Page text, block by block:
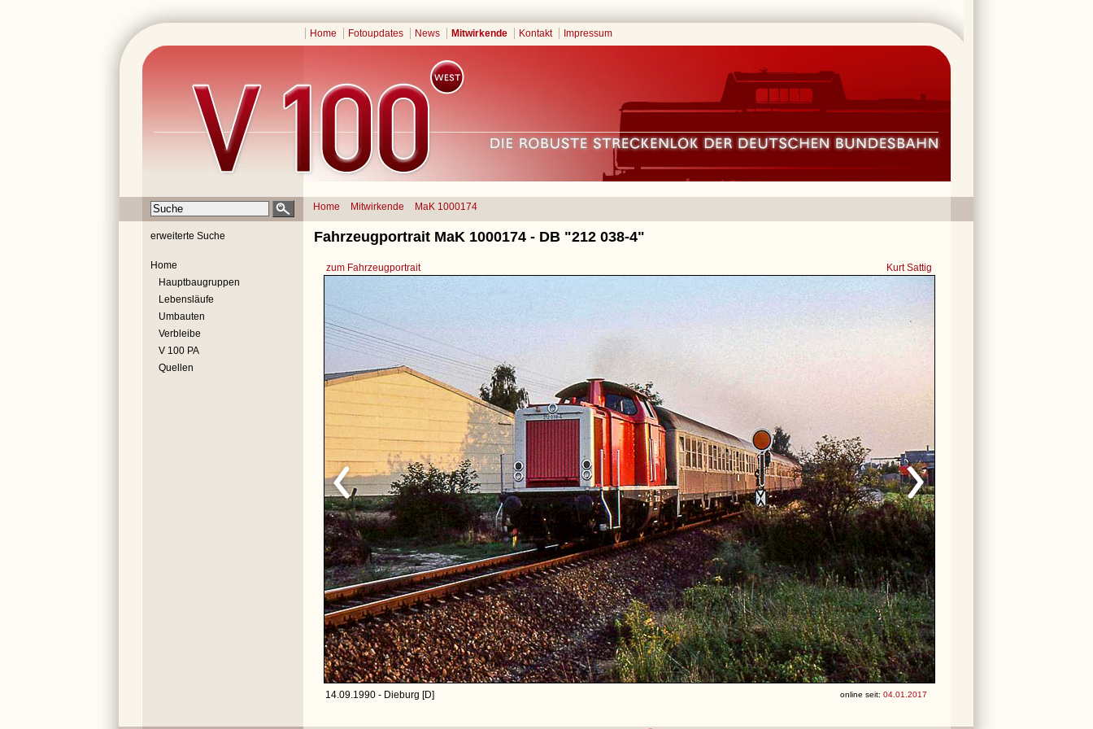
Home Fotoupdates News Mitwirkende Kontakt Impressum
Home Mitwirkende MaK 1000174
erweiterte Suche
Home
Hauptbaugruppen
Lebensläufe
Umbauten
Verbleibe
V 100 PA
Quellen
Fahrzeugportrait MaK 1000174 - DB "212 038-4"
zum Fahrzeugportrait Kurt Sattig
14.09.1990 - Dieburg [D] online seit: 04.01.2017